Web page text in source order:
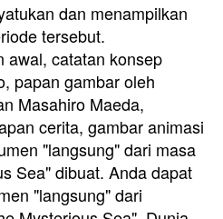
dan menampilkan
tersebut.
awal, catatan konsep
papan gambar oleh
Masahiro Maeda,
cerita, gambar animasi
"langsung" dari masa
Sea" dibuat. Anda dapat
"langsung" dari